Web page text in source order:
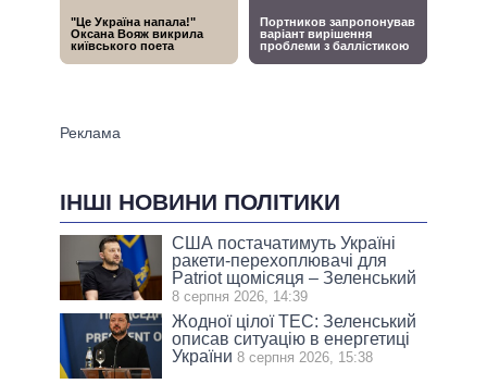
ІНШІ НОВИНИ ПОЛІТИКИ
США постачатимуть Україні
ракети-перехоплювачі для
Patriot щомісяця – Зеленський
8 серпня 2026, 14:39
Жодної цілої ТЕС: Зеленський
описав ситуацію в енергетиці
України 8 серпня 2026, 15:38